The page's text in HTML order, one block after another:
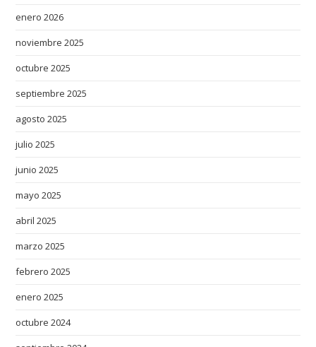
enero 2026
noviembre 2025
octubre 2025
septiembre 2025
agosto 2025
julio 2025
junio 2025
mayo 2025
abril 2025
marzo 2025
febrero 2025
enero 2025
octubre 2024